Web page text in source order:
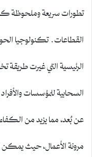
تطورات سريعة وملحوظة
القطاعات. تكنولوجيا
الرئيسية التي غيرت طريقة
السحابية للمؤسسات
عن بُعد، مما يزيد من
مرونة الأعمال، حيث